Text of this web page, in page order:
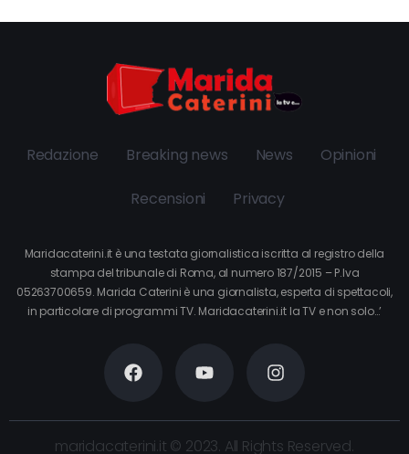
Redazione Breaking news News Opinioni
Recensioni Privacy
Maridacaterini.it è una testata giornalistica iscritta al registro della
stampa del tribunale di Roma, al numero 187/2015 – P.Iva
05263700659. Marida Caterini è una giornalista, esperta di spettacoli,
in particolare di programmi TV. Maridacaterini.it la TV e non solo…’
maridacaterini.it © 2023. All Rights Reserved.